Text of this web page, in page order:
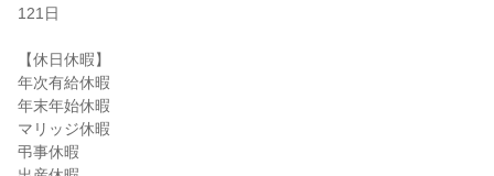
121日
【休日休暇】
年次有給休暇
年末年始休暇
マリッジ休暇
弔事休暇